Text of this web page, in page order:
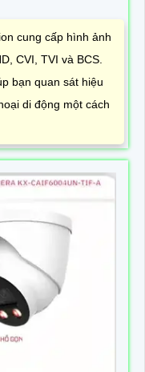
cung cấp hình ảnh
CVI, TVI và BCS.
bạn quan sát hiệu
di động một cách